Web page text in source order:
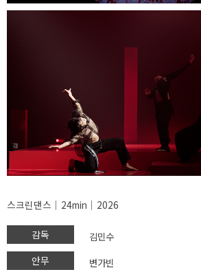
스크린댄스│24min│2026
감독
김민수
안무
변가빈